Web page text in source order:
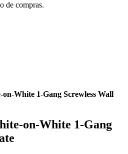
de compras.
White 1-Gang Screwless Wall
on-White 1-Gang